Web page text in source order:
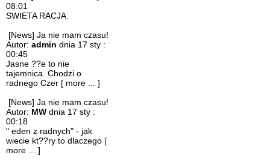
08:01
SWIETA RACJA.
[News] Ja nie mam czasu!
Autor: admin dnia 17 sty :
00:45
Jasne ??e to nie
tajemnica. Chodzi o
radnego Czer [ more ... ]
[News] Ja nie mam czasu!
Autor: MW dnia 17 sty :
00:18
" eden z radnych" - jak
wiecie kt??ry to dlaczego [
more ... ]